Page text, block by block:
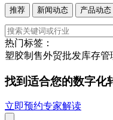
推荐 新闻动态 产品动态
热门标签：
塑胶制售外贸批发库存管
找到适合您的数字化
立即预约专家解读